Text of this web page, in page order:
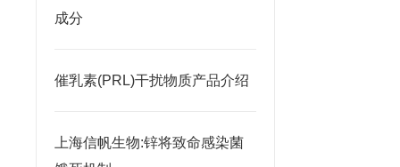
成分
催乳素(PRL)干扰物质产品介绍
上海信帆生物:锌将致命感染菌